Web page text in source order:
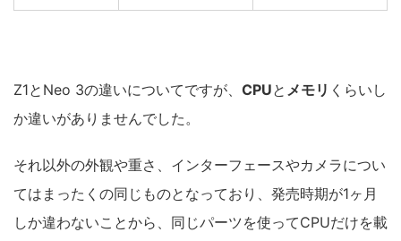
Z1とNeo 3の違いについてですが、 CPUと メモリ くらいし
か違いがありませんでした。
それ以外の外観や重さ、インターフェースやカメラについ
てはまったくの同じものとなっており、発売時期が1ヶ月
しか違わないことから、同じパーツを使ってCPUだけを載